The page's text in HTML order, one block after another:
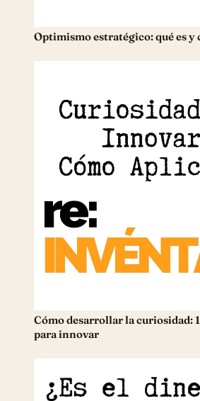
Optimismo estratégico: qué es y
Cómo desarrollar la curiosidad:
para innovar